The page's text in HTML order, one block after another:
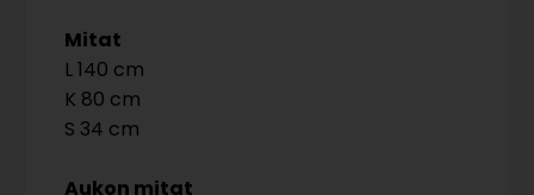
Mitat
140
80
34
Aukon mitat